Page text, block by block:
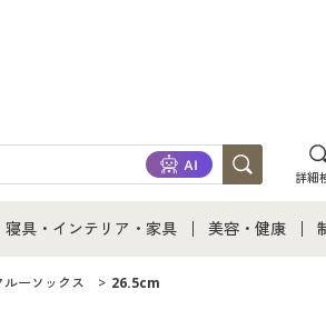
詳細
寝具・インテリア・家具
寝具・インテリア・家具通販すべて
美容・健康
ーソックス 26.5cm